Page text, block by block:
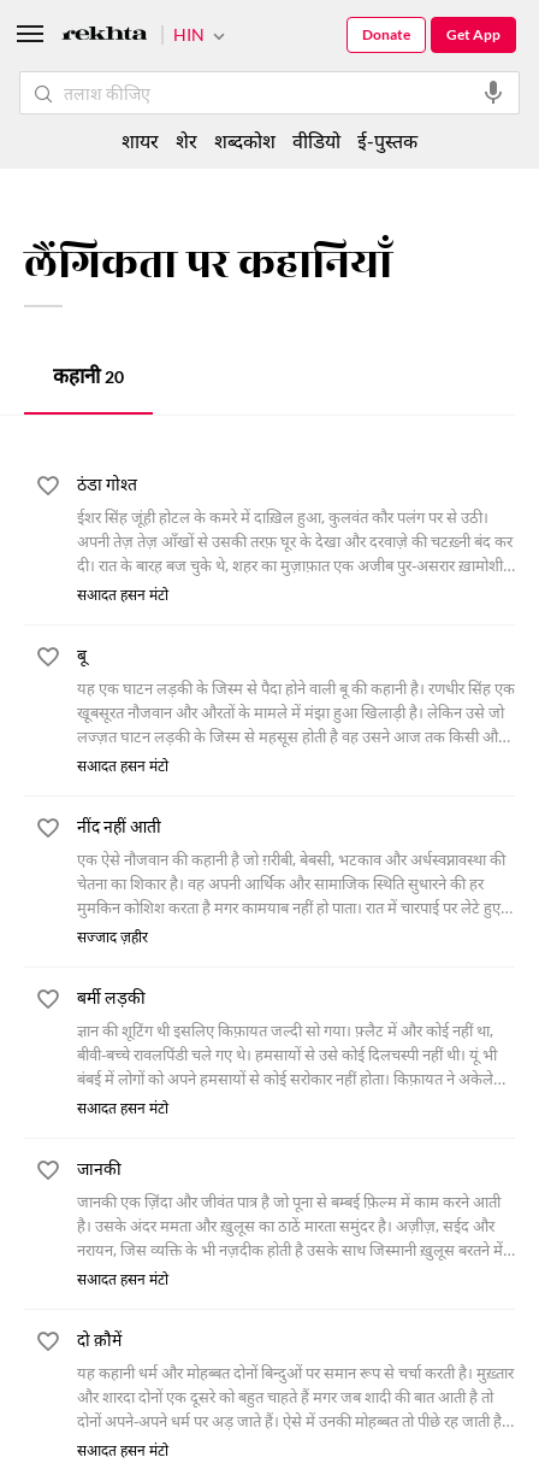
लैंगिकता पर कहानियाँ
कहानी 20
ठंडा गोश्त
ईशर सिंह जूंही होटल के कमरे में दाख़िल हुआ, कुलवंत कौर पलंग पर से उठी।
अपनी तेज़ तेज़ आँखों से उसकी तरफ़ घूर के देखा और दरवाज़े की चटख़्नी बंद कर
दी। रात के बारह बज चुके थे, शहर का मुज़ाफ़ात एक अजीब पुर-असरार ख़ामोशी
में ग़र्क़ था। कुलवंत कौर पलंग पर आलती
सआदत हसन मंटो
बू
यह एक घाटन लड़की के जिस्म से पैदा होने वाली बू की कहानी है। रणधीर सिंह एक
खू़बसूरत नौजवान और औरतों के मामले में मंझा हुआ खिलाड़ी है। लेकिन उसे जो
लज्ज़त घाटन लड़की के जिस्म से महसूस होती है वह उसने आज तक किसी और
औरत में महसूस नहीं की थी। रणधीर को पसीने की बू से सख़्त नफ़रत है। फिर वह
सआदत हसन मंटो
नींद नहीं आती
एक ऐसे नौजवान की कहानी है जो ग़रीबी, बेबसी, भटकाव और अर्धस्वप्नावस्था की
चेतना का शिकार है। वह अपनी आर्थिक और सामाजिक स्थिति सुधारने की हर
मुमकिन कोशिश करता है मगर कामयाब नहीं हो पाता। रात में चारपाई पर लेटे हुए
मच्छरों की भिनभिनाहट और कुत्तों के भौंकने की आवाज़ सुनता हुआ वह अपनी
सज्जाद ज़हीर
बर्मी लड़की
ज्ञान की शूटिंग थी इसलिए किफ़ायत जल्दी सो गया। फ़्लैट में और कोई नहीं था,
बीवी-बच्चे रावलपिंडी चले गए थे। हमसायों से उसे कोई दिलचस्पी नहीं थी। यूं भी
बंबई में लोगों को अपने हमसायों से कोई सरोकार नहीं होता। किफ़ायत ने अकेले
ब्रांडी के चार पैग पिए। खाना
सआदत हसन मंटो
जानकी
जानकी एक ज़िंदा और जीवंत पात्र है जो पूना से बम्बई फ़िल्म में काम करने आती
है। उसके अंदर ममता और ख़ुलूस का ठाठें मारता समुंदर है। अज़ीज़, सईद और
नरायन, जिस व्यक्ति के भी नज़दीक होती है उसके साथ जिस्मानी ख़ुलूस बरतने में
कोई तकल्लुफ़ महसूस नहीं करती। उसकी नफ़्सियाती पेचीदगियाँ कुछ इस तरह की
हुई यह एक उम्दा कहानी है।
सआदत हसन मंटो
दो क़ौमें
यह कहानी धर्म और मोहब्बत दोनों बिन्दुओं पर समान रूप से चर्चा करती है। मुख़्तार
और शारदा दोनों एक दूसरे को बहुत चाहते हैं मगर जब शादी की बात आती है तो
दोनों अपने-अपने धर्म पर अड़ जाते हैं। ऐसे में उनकी मोहब्बत तो पीछे रह जाती है
और धर्म उन दोनों पर हावी हो जाता है। दोनों अपने-अपने रास्ते वापस चले जाते हैं।
सआदत हसन मंटो
HIN Get App
Donate
शायर शेर शब्दकोश वीडियो ई-पुस्तक